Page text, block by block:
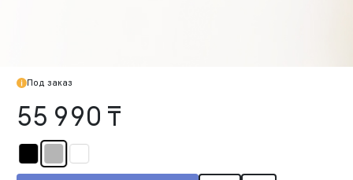
Под заказ
55 990 ₸